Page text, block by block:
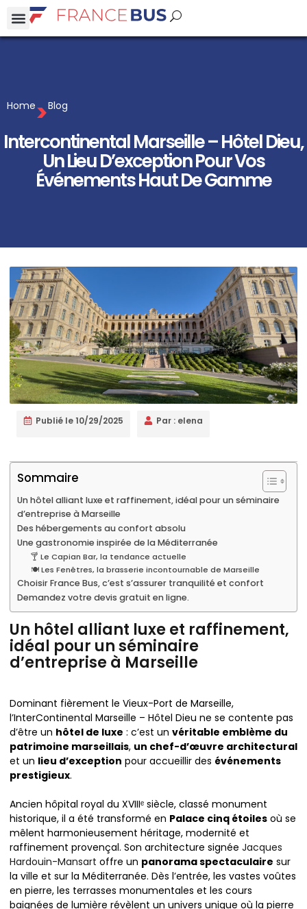
Home>Blog
Intercontinental Marseille – Hôtel Dieu,
Un Lieu D’exception Pour Vos
Événements Haut De Gamme
Publié le10/29/2025 Par : elena
Sommaire
Un hôtel alliant luxe et raffinement, idéal pour un séminaire
d’entreprise à Marseille
Des hébergements au confort absolu
Une gastronomie inspirée de la Méditerranée
🍸 Le Capian Bar, la tendance actuelle
🍽️ Les Fenêtres, la brasserie incontournable de Marseille
Choisir France Bus, c’est s’assurer tranquilité et confort
Demandez votre devis gratuit en ligne.
Un hôtel alliant luxe et raffinement,
idéal pour un séminaire
d’entreprise à Marseille
Dominant fièrement le Vieux-Port de Marseille,
l’InterContinental Marseille – Hôtel Dieu ne se contente pas
d’être un hôtel de luxe : c’est un véritable emblème du
patrimoine marseillais, un chef-d’œuvre architectural
et un lieu d’exception pour accueillir des événements
prestigieux.
Ancien hôpital royal du XVIIIᵉ siècle, classé monument
historique, il a été transformé en Palace cinq étoiles où se
mêlent harmonieusement héritage, modernité et
raffinement provençal. Son architecture signée Jacques
Hardouin-Mansart offre un panorama spectaculaire sur
la ville et sur la Méditerranée. Dès l’entrée, les vastes voûtes
en pierre, les terrasses monumentales et les cours
baignées de lumière révèlent un univers unique où la pierre